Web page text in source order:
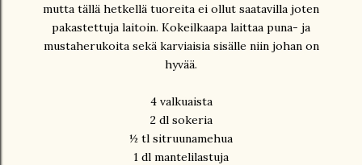
mutta tällä hetkellä tuoreita ei ollut saatavilla joten
pakastettuja laitoin. Kokeilkaapa laittaa puna- ja
mustaherukoita sekä karviaisia sisälle niin johan on
hyvää.
4 valkuaista
2 dl sokeria
½ tl sitruunamehua
1 dl mantelilastuja